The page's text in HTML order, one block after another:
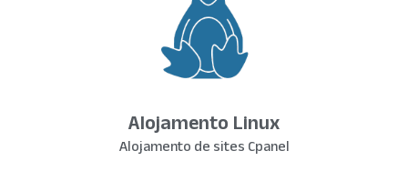
Alojamento Linux
Alojamento de sites Cpanel